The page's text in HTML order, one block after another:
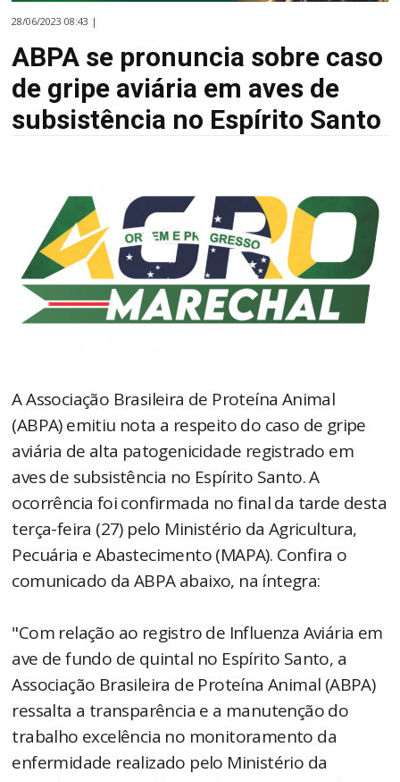
28/06/2023 08:43 |
ABPA se pronuncia sobre caso
de gripe aviária em aves de
subsistência no Espírito Santo
A Associação Brasileira de Proteína Animal
(ABPA) emitiu nota a respeito do caso de gripe
aviária de alta patogenicidade registrado em
aves de subsistência no Espírito Santo. A
ocorrência foi confirmada no final da tarde desta
terça-feira (27) pelo Ministério da Agricultura,
Pecuária e Abastecimento (MAPA). Confira o
comunicado da ABPA abaixo, na íntegra:
"Com relação ao registro de Influenza Aviária em
ave de fundo de quintal no Espírito Santo, a
Associação Brasileira de Proteína Animal (ABPA)
ressalta a transparência e a manutenção do
trabalho excelência no monitoramento da
enfermidade realizado pelo Ministério da